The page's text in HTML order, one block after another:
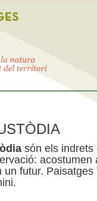
són els indrets
un futur.